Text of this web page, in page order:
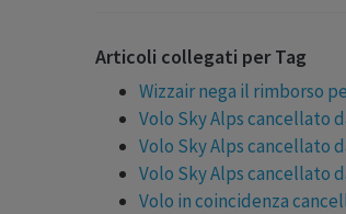
Articoli collegati per Tag
Wizzair nega il rimborso
Volo Sky Alps cancellato
Volo Sky Alps cancellato
Volo Sky Alps cancellato
Volo in coincidenza